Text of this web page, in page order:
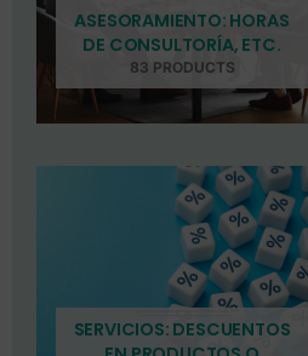
ASESORAMIENTO: HORAS
DE CONSULTORÍA, ETC.
83 PRODUCTS
SERVICIOS: DESCUENTOS